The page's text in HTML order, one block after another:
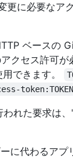
に必要なア
ベースの
クセス許可
できます。
れた要求は
に代わるア